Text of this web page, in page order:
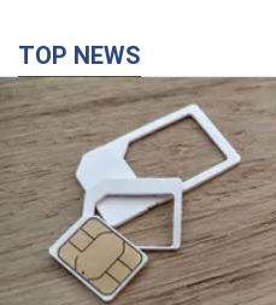
TOP NEWS